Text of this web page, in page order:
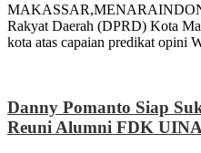
Rakyat Daerah (DPRD) Kota
kota atas capaian predikat opini
Danny Pomanto Siap
Reuni Alumni FDK